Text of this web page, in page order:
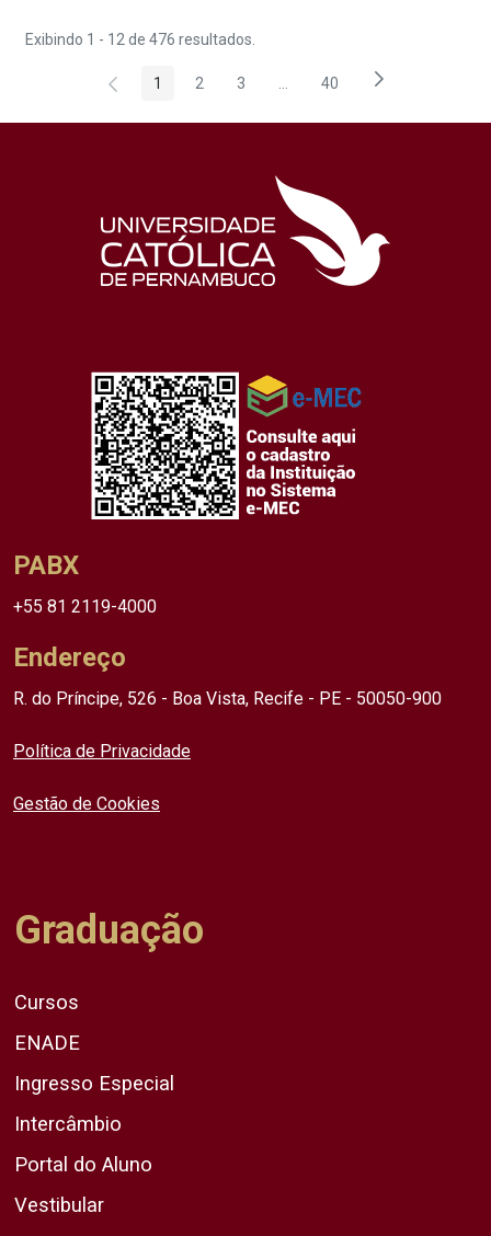
Exibindo 1 - 12 de 476 resultados.
Página
1 Página
2 Página
3 ...Páginas intermediárias Usar
Página
40
PABX
+55 81 2119-4000
Endereço
R. do Príncipe, 526 - Boa Vista, Recife - PE - 50050-900
Política de Privacidade
Gestão de Cookies
Graduação
Cursos
ENADE
Ingresso Especial
Intercâmbio
Portal do Aluno
Vestibular